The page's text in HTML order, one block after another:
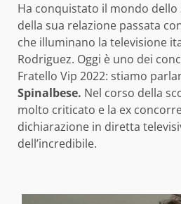
Ha conquistato il mondo
della sua relazione passata
che illuminano la televisione
Rodriguez. Oggi è uno dei
Fratello Vip 2022: stiamo
Spinalbese. Nel corso della
molto criticato e la ex
dichiarazione in diretta
dell’incredibile.